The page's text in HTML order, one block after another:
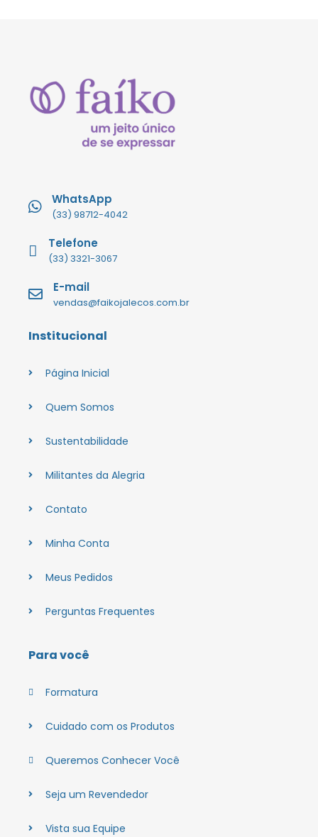
WhatsApp
(33) 98712-4042
Telefone
(33) 3321-3067
E-mail
vendas@faikojalecos.com.br
Institucional
Página Inicial
Quem Somos
Sustentabilidade
Militantes da Alegria
Contato
Minha Conta
Meus Pedidos
Perguntas Frequentes
Para você
Formatura
Cuidado com os Produtos
Queremos Conhecer Você
Seja um Revendedor
Vista sua Equipe